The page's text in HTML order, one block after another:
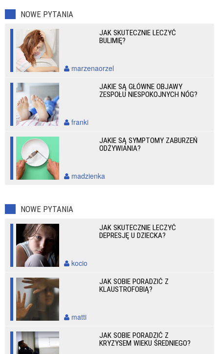
NOWE PYTANIA
JAK SKUTECZNIE LECZYĆ
BULIMIĘ?
marzenaorzel
JAKIE SĄ GŁÓWNE OBJAWY
ZESPOŁU NIESPOKOJNYCH NÓG?
franki
JAKIE SĄ SYMPTOMY ZABURZEŃ
ODŻYWIANIA?
madzienka
NOWE PYTANIA
JAK SKUTECZNIE LECZYĆ
DEPRESJĘ U DZIECKA?
kocio
JAK SOBIE PORADZIĆ Z
KLAUSTROFOBIĄ?
matti
JAK SOBIE PORADZIĆ Z
KRYZYSEM WIEKU ŚREDNIEGO?